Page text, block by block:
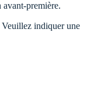
avant-première.
Veuillez indiquer une